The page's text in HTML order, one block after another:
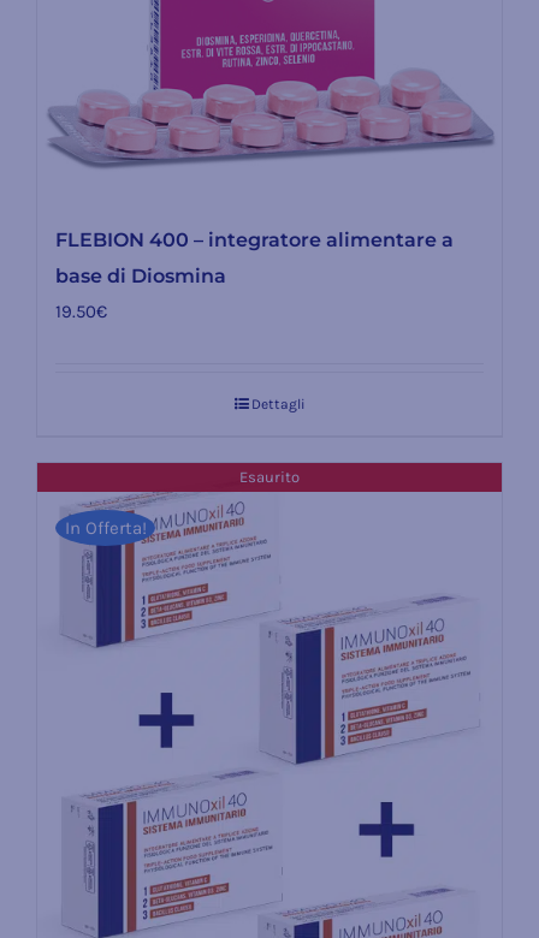
FLEBION 400 – integratore alimentare a
base di Diosmina
19.50€
Dettagli
Esaurito
In Offerta!